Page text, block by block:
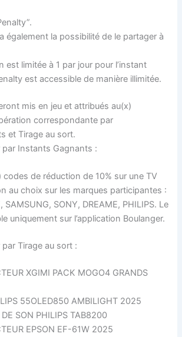
également la possibilité de le partager à
est limitée à 1 par jour pour l’instant
est accessible de manière illimitée.
mis en jeu et attribués au(x)
correspondante par
et Tirage au sort.
Instants Gagnants :
de réduction de 10% sur une TV
au choix sur les marques participantes :
SAMSUNG, SONY, DREAME, PHILIPS. Le
uniquement sur l’application Boulanger.
Tirage au sort :
XGIMI PACK MOGO4 GRANDS
55OLED850 AMBILIGHT 2025
DE SON PHILIPS TAB8200
EPSON EF-61W 2025